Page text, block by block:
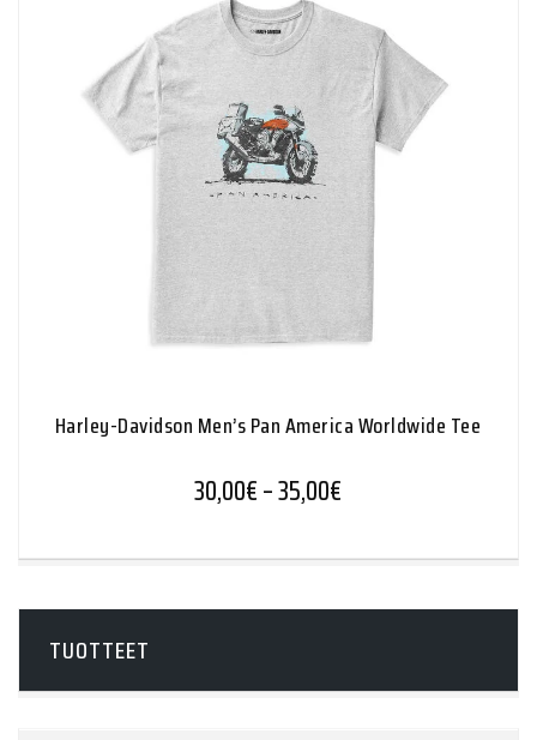
Harley-Davidson Men’s Pan America Worldwide Tee
30,00€–35,00€
TUOTTEET